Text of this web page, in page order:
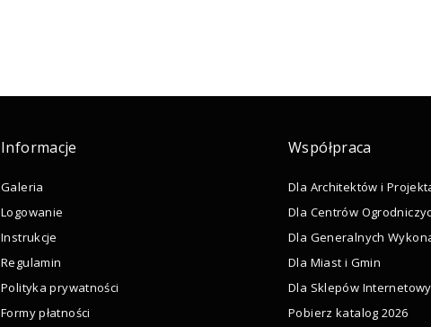
Informacje
Galeria
Logowanie
Instrukcje
Regulamin
Polityka prywatności
Formy płatności
Współpraca
Dla Architektów i
Dla Centrów
Dla Generalnych
Dla Miast i Gmin
Dla Sklepów
Pobierz katalog 2026